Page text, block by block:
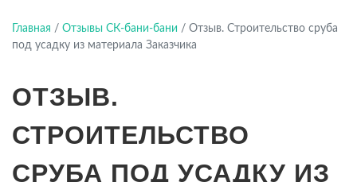
Главная / Отзывы СК-бани-бани / Отзыв. Строительство сруба
под усадку из материала Заказчика
ОТЗЫВ.
СТРОИТЕЛЬСТВО
СРУБА ПОД УСАДКУ ИЗ